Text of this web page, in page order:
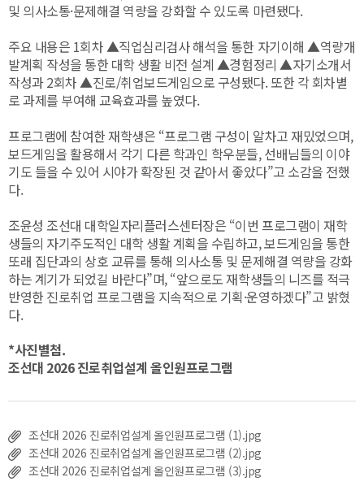
및 의사소통·문제해결 역량을 강화할 수 있도록 마련됐다.
주요 내용은 1회차 ▲직업심리검사 해석을 통한 자기이해 ▲역량개
발계획 작성을 통한 대학 생활 비전 설계 ▲경험정리 ▲자기소개서
작성과 2회차 ▲진로/취업보드게임으로 구성됐다. 또한 각 회차별
로 과제를 부여해 교육효과를 높였다.
프로그램에 참여한 재학생은 “프로그램 구성이 알차고 재밌었으며,
보드게임을 활용해서 각기 다른 학과인 학우분들, 선배님들의 이야
기도 들을 수 있어 시야가 확장된 것 같아서 좋았다”고 소감을 전했
다.
조윤성 조선대 대학일자리플러스센터장은 “이번 프로그램이 재학
생들의 자기주도적인 대학 생활 계획을 수립하고, 보드게임을 통한
또래 집단과의 상호 교류를 통해 의사소통 및 문제해결 역량을 강화
하는 계기가 되었길 바란다”며, “앞으로도 재학생들의 니즈를 적극
반영한 진로취업 프로그램을 지속적으로 기획·운영하겠다”고 밝혔
다.
*사진별첨.
조선대 2026 진로취업설계 올인원프로그램
조선대 2026 진로취업설계 올인원프로그램 (1).jpg
조선대 2026 진로취업설계 올인원프로그램 (2).jpg
조선대 2026 진로취업설계 올인원프로그램 (3).jpg